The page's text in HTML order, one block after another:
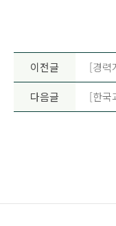
이전글 [경력
다음글 [한국